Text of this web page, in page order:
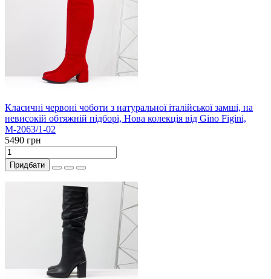
Класичні червоні чоботи з натуральної італійської замші, на
невисокій обтяжній підборі, Нова колекція від Gino Figini,
М-2063/1-02
5490 грн
Придбати